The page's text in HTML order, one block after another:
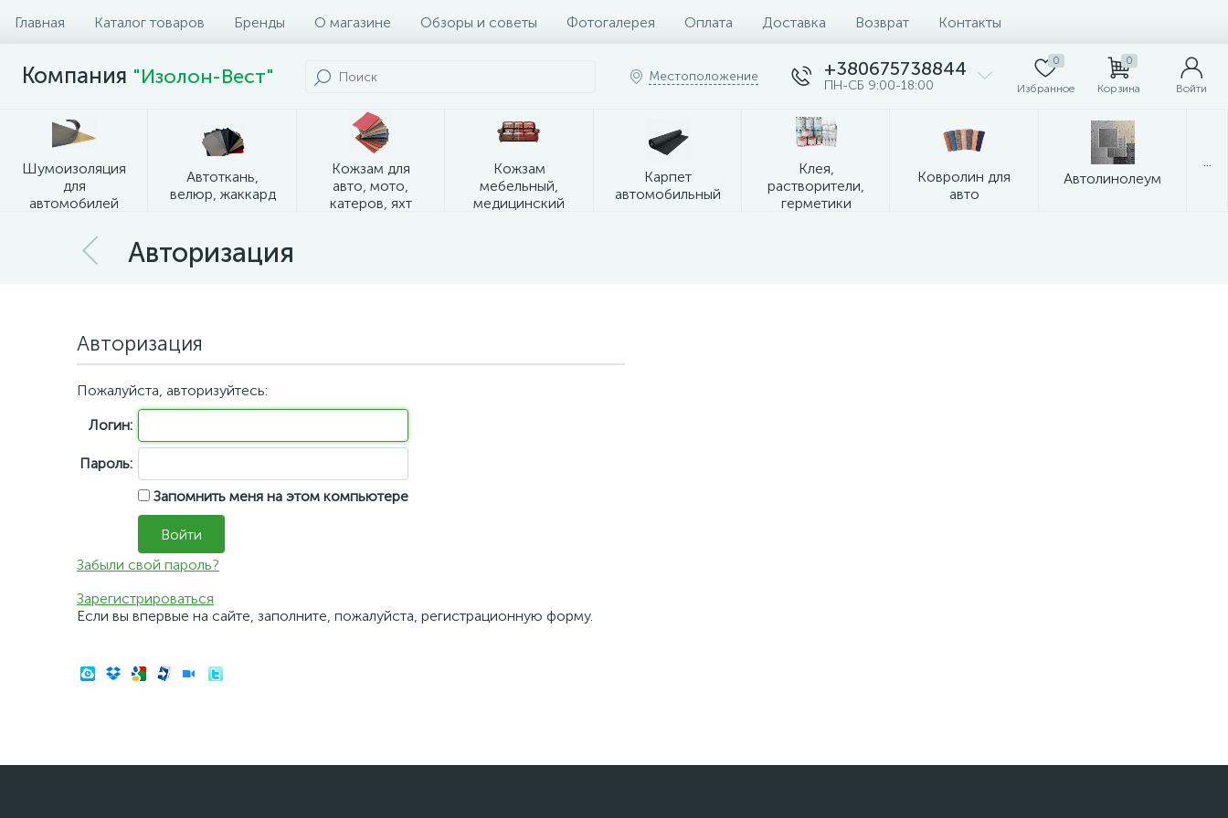
Главная Каталог товаров Бренды О магазине Обзоры и советы Фотогалерея Оплата Доставка Возврат Контакты
Компания "Изолон-Вест" Местоположение +380675738844
ПН-СБ 9:00-18:00
0
Избранное
0
Корзина Войти
Шумоизоляция
для
автомобилей
Автоткань,
велюр, жаккард
Кожзам для
авто, мото,
катеров, яхт
Кожзам
мебельный,
медицинский
Карпет
автомобильный
Клея,
растворители,
герметики
Ковролин для
авто
Автолинолеум
Авторизация
Авторизация
Пожалуйста, авторизуйтесь:
Логин:
Пароль:
Запомнить меня на этом компьютере
Забыли свой пароль?
Зарегистрироваться
Если вы впервые на сайте, заполните, пожалуйста, регистрационную форму.